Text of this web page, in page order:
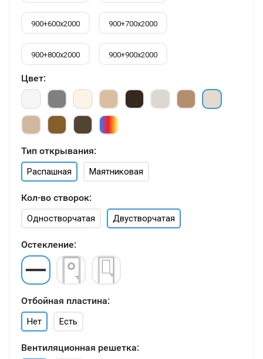
900+600х2000 900+700х2000
900+800х2000 900+900х2000
Цвет:
Тип открывания:
Распашная Маятниковая
Кол-во створок:
Одностворчатая Двустворчатая
Остекление:
Отбойная пластина:
Нет Есть
Вентиляционная решетка: